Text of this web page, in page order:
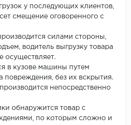
у последующих клиентов,
смещение оговоренного с
силами стороны,
водитель выгрузку товара
осуществляет.
в кузове машины путем
повреждения, без их вскрытия.
непосредственно
обнаружится товар с
по которым сложно и